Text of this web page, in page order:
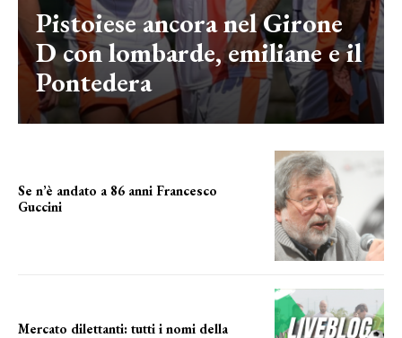
Pistoiese ancora nel Girone
D con lombarde, emiliane e il
Pontedera
Se n’è andato a 86 anni Francesco
Guccini
Mercato dilettanti: tutti i nomi della